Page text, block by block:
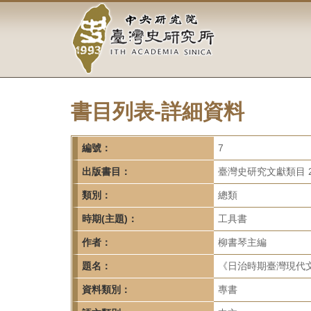
容
中
央
研
究
院-
臺
灣
史
研
究
所-
書目列表-詳細資料
編號： 7
出版書目： 臺灣史研究文獻類目
類別： 總類
時期(主題)： 工具書
作者： 柳書琴主編
題名： 《日治時期臺灣現
資料類別： 專書